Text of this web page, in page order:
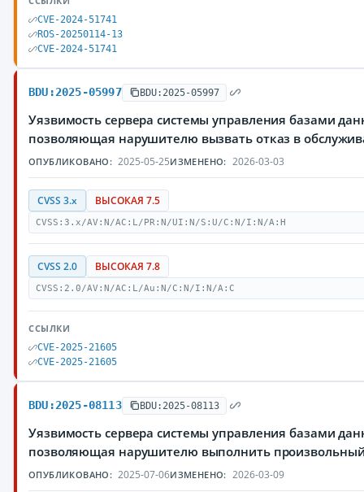
CVE-2024-51741
ROS-20250114-13
CVE-2024-51741
BDU:2025-05997 BDU:2025-05997
Уязвимость сервера системы управления базами
позволяющая нарушителю вызвать отказ в
ОПУБЛИКОВАНО: 2025-05-25ИЗМЕНЕНО: 2026-03-03
CVSS 3.x ВЫСОКАЯ 7.5
CVSS:3.x/AV:N/AC:L/PR:N/UI:N/S:U/C:N/I:N/A:H
CVSS 2.0 ВЫСОКАЯ 7.8
CVSS:2.0/AV:N/AC:L/Au:N/C:N/I:N/A:C
ССЫЛКИ
CVE-2025-21605
CVE-2025-21605
BDU:2025-08113 BDU:2025-08113
Уязвимость сервера системы управления базами
позволяющая нарушителю выполнить
ОПУБЛИКОВАНО: 2025-07-06ИЗМЕНЕНО: 2026-03-09